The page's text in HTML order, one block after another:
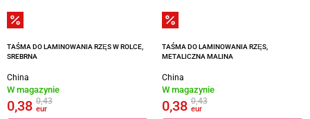
TAŚMA DO LAMINOWANIA RZĘS W ROLCE,
SREBRNA
China
W magazynie
0,38 0,43
eur
TAŚMA DO LAMINOWANIA RZĘS,
METALICZNA MALINA
China
W magazynie
0,38 0,43
eur